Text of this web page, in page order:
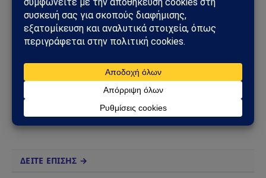
Sahiel Newsroom
(Twitter)
Το Sahiel.gr είναι ανεξάρτητη ψηφιακή πύλη ενημέρωσης
και ανάλυσης με έμφαση στη γεωπολιτική, τη διεθνή
ασφάλεια, τα εθνικά ζητήματα και τις διεθνείς εξελίξεις
που επηρεάζουν την Ελλάδα και τον ευρύτερο ελληνισμό.
ΔΕΙΤΕ ΕΠΙΣΗΣ →